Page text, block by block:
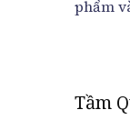
phẩm
Tầm